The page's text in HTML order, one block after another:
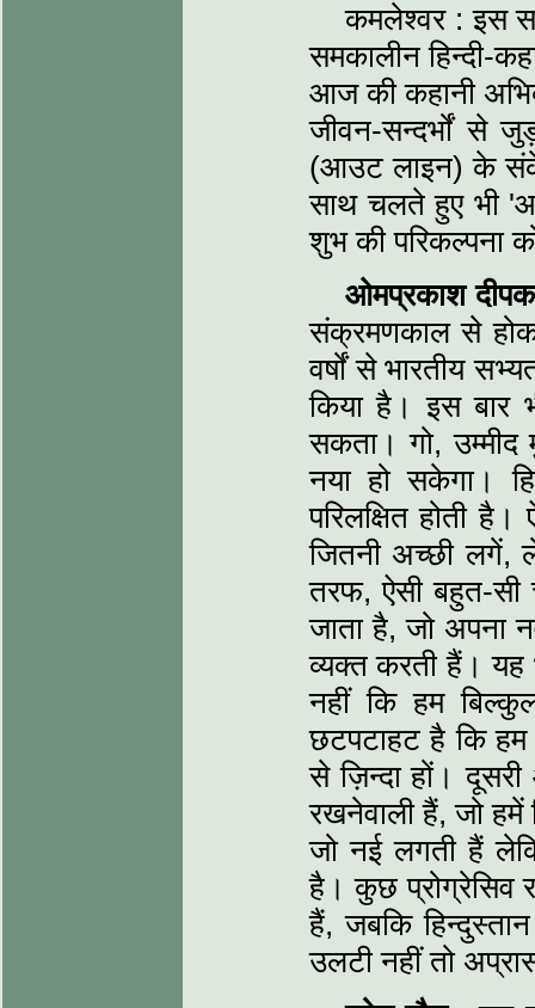
कमलेश्वर : इस
समकालीन हिन्दी-
आज की कहानी
जीवन-सन्दर्भों से
(आउट लाइन) के
साथ चलते हुए भी
शुभ की परिकल्पना
ओमप्रकाश
संक्रमणकाल से
वर्षों से भारतीय
किया है। इस बार
सकता। गो,
नया हो सकेगा।
परिलक्षित होती
जितनी अच्छी लगें,
तरफ, ऐसी बहुत-सी
जाता है, जो अपना
व्यक्त करती हैं। यह
नहीं कि हम
छटपटाहट है कि हम
से ज़िन्दा हों।
रखनेवाली हैं, जो हमें
जो नई लगती हैं
है। कुछ प्रोग्रेसिव
हैं, जबकि
उलटी नहीं तो